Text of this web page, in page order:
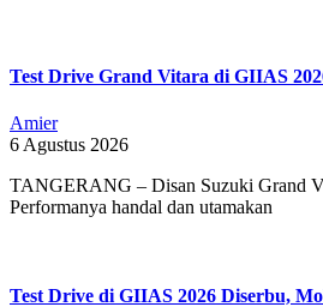
Test Drive Grand Vitara di GIIAS
Amier
6 Agustus 2026
TANGERANG – Disan Suzuki Grand
Performanya handal dan utamakan
Test Drive di GIIAS 2026 Diserbu,